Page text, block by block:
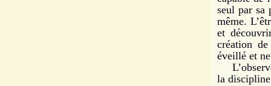
seul par sa
même.
et
création
éveillé et
la